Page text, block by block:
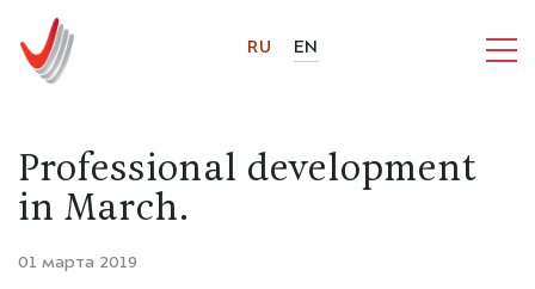
RU EN
Professional development
in March.
01 марта 2019